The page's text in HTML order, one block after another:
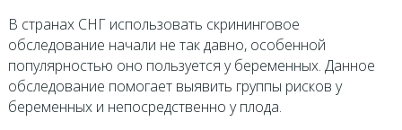
В странах СНГ использовать скрининговое
обследование начали не так давно, особенной
популярностью оно пользуется у беременных. Данное
обследование помогает выявить группы рисков у
беременных и непосредственно у плода.